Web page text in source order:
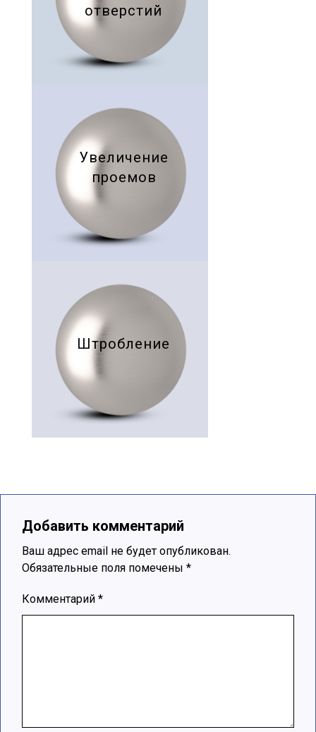
отверстий
Увеличение
проемов
Штробление
Добавить комментарий
Ваш адрес email не будет опубликован.
Обязательные поля помечены *
Комментарий *